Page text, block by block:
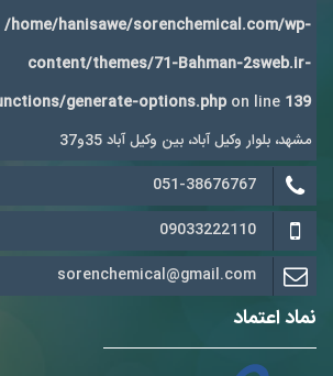
/home/hanisawe/sorenchemical.com/wp-
content/themes/71-Bahman-2sweb.ir-
generate-options.php on line 139
مشهد، بلوار وکیل آباد، بین وکیل آباد 35و37
051-38676767
09033222110
sorenchemical@gmail.com
نماد اعتماد